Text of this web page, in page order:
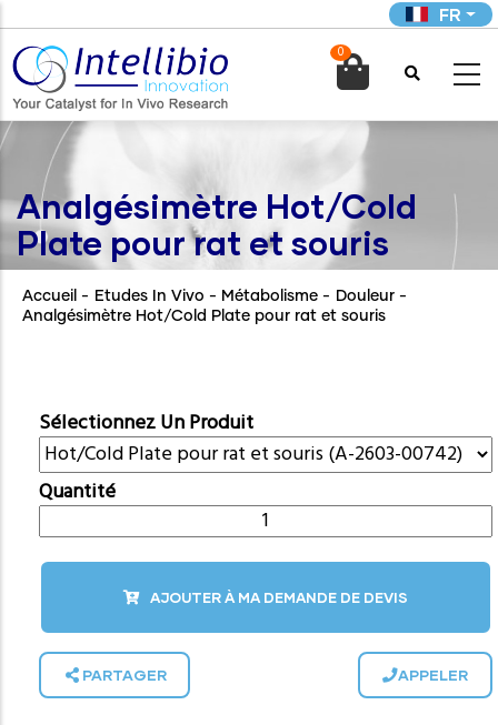
au
contenu
principal
FR
0

Analgésimètre Hot/Cold
Plate pour rat et souris
Accueil - Etudes In Vivo - Métabolisme - Douleur -
Analgésimètre Hot/Cold Plate pour rat et souris
Sélectionnez Un Produit
Quantité
AJOUTER À MA DEMANDE DE DEVIS
PARTAGER APPELER